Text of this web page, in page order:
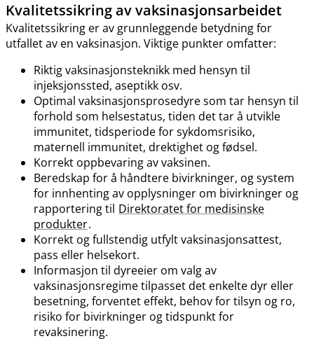
Kvalitetssikring av vaksinasjonsarbeidet
Kvalitetssikring er av grunnleggende betydning for
utfallet av en vaksinasjon. Viktige punkter omfatter:
Riktig vaksinasjonsteknikk med hensyn til
injeksjonssted, aseptikk osv.
Optimal vaksinasjonsprosedyre som tar hensyn til
forhold som helsestatus, tiden det tar å utvikle
immunitet, tidsperiode for sykdomsrisiko,
maternell immunitet, drektighet og fødsel.
Korrekt oppbevaring av vaksinen.
Beredskap for å håndtere bivirkninger, og system
for innhenting av opplysninger om bivirkninger og
rapportering til Direktoratet for medisinske
produkter.
Korrekt og fullstendig utfylt vaksinasjonsattest,
pass eller helsekort.
Informasjon til dyreeier om valg av
vaksinasjonsregime tilpasset det enkelte dyr eller
besetning, forventet effekt, behov for tilsyn og ro,
risiko for bivirkninger og tidspunkt for
revaksinering.